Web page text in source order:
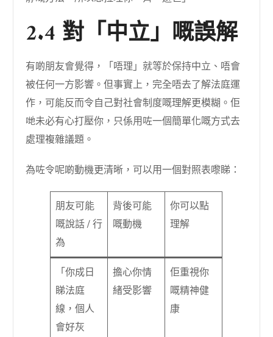
2.4 對「中立」嘅誤解
有啲朋友會覺得，「唔理」就等於保持中立、唔會
被任何一方影響。但事實上，完全唔去了解法庭運
作，可能反而令自己對社會制度嘅理解更模糊。佢
哋未必有心打壓你，只係用咗一個簡單化嘅方式去
處理複雜議題。
為咗令呢啲動機更清晰，可以用一個對照表嚟睇：
朋友可能
嘅說話 / 行
為
背後可能
嘅動機
你可以點
理解
「你成日
睇法庭
線，個人
會好灰
擔心你情
緒受影響
佢重視你
嘅精神健
康